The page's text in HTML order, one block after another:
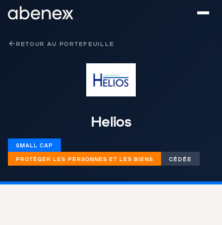
RETOUR AU PORTEFEUILLE
Helios
SMALL CAP
PROTÉGER LES PERSONNES ET LES BIENS
CÉDÉE
Panneau de gestion des cookies